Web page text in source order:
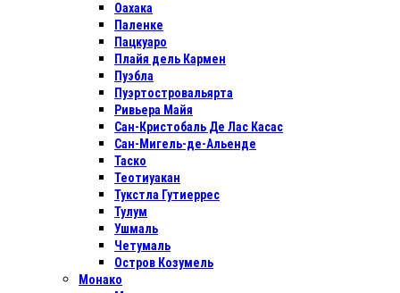
Оахака
Паленке
Пацкуаро
Плайя дель Кармен
Пуэбла
Пуэртостровальярта
Ривьера Майя
Сан-Кристобаль Де Лас Касас
Сан-Мигель-де-Альенде
Таско
Теотиуакан
Тукстла Гутиеррес
Тулум
Ушмаль
Четумаль
Остров Козумель
Монако